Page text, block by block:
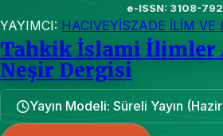
e-ISSN: 3108-
YAYIMCI: HACIVEYİSZADE İLİM VE
Tahkik İslami İlimler
Neşir Dergisi
Yayın Modeli: Süreli Yayın